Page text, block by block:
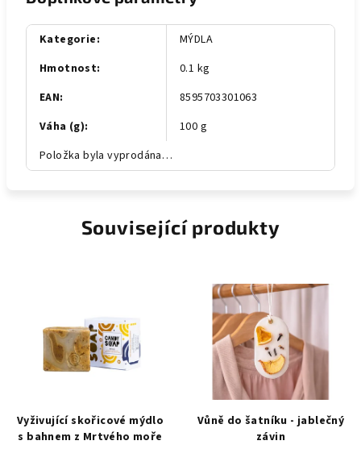
Kategorie:
MÝDLA
Hmotnost:
0.1 kg
EAN:
8595703301063
Váha (g):
100 g
Položka byla vyprodána…
Související produkty
Vyživující skořicové mýdlo
s bahnem z Mrtvého moře
Vůně do šatníku - jablečný
závin